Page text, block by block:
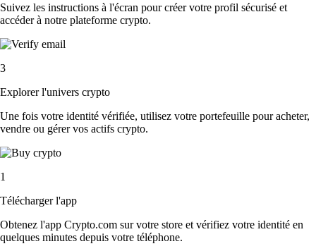
Suivez les instructions à l'écran pour créer votre profil sécurisé et
accéder à notre plateforme crypto.
3
Explorer l'univers crypto
Une fois votre identité vérifiée, utilisez votre portefeuille pour acheter,
vendre ou gérer vos actifs crypto.
1
Télécharger l'app
Obtenez l'app Crypto.com sur votre store et vérifiez votre identité en
quelques minutes depuis votre téléphone.